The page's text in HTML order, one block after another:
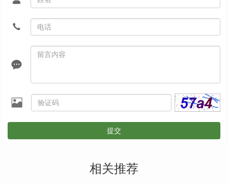
提交
相关推荐